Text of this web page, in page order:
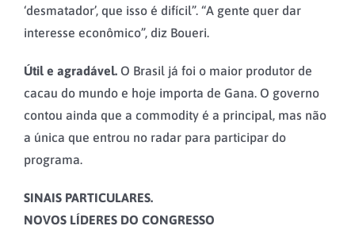
‘desmatador’, que isso é difícil”. “A gente quer dar
interesse econômico”, diz Boueri.
Útil e agradável. O Brasil já foi o maior produtor de
cacau do mundo e hoje importa de Gana. O governo
contou ainda que a commodity é a principal, mas não
a única que entrou no radar para participar do
programa.
SINAIS PARTICULARES.
NOVOS LÍDERES DO CONGRESSO